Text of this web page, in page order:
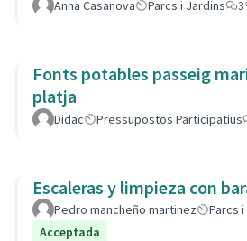
Anna Casanova Parcs i Jardins 3
Fonts potables passeig
platja
Didac Pressupostos Participatius
Escaleras y limpieza con
Pedro mancheño martinez Parcs
Acceptada